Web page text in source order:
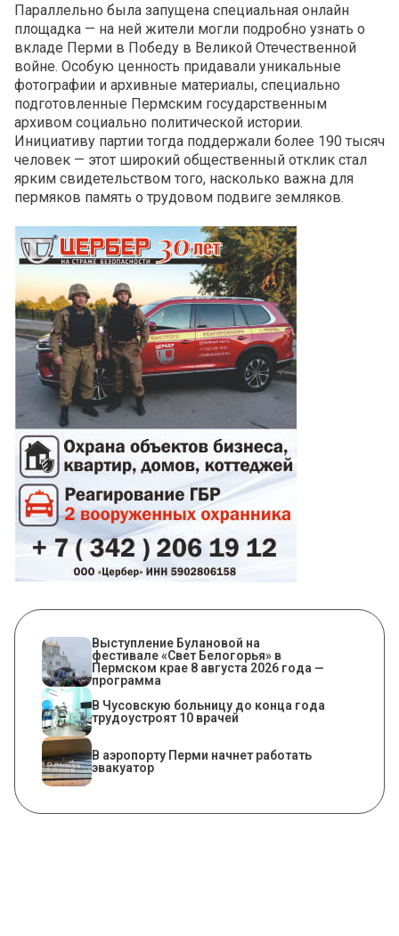
Параллельно была запущена специальная онлайн
площадка — на ней жители могли подробно узнать о
вкладе Перми в Победу в Великой Отечественной
войне. Особую ценность придавали уникальные
фотографии и архивные материалы, специально
подготовленные Пермским государственным
архивом социально политической истории.
Инициативу партии тогда поддержали более 190 тысяч
человек — этот широкий общественный отклик стал
ярким свидетельством того, насколько важна для
пермяков память о трудовом подвиге земляков.
Выступление Булановой на
фестивале «Свет Белогорья» в
Пермском крае 8 августа 2026 года —
программа
В Чусовскую больницу до конца года
трудоустроят 10 врачей
В аэропорту Перми начнет работать
эвакуатор